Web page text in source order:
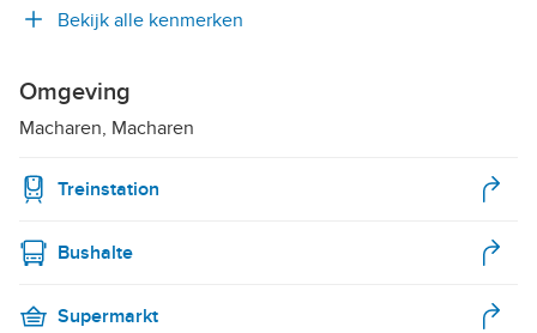
Bekijk alle kenmerken
Omgeving
Macharen, Macharen
Treinstation
Bushalte
Supermarkt